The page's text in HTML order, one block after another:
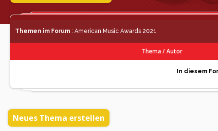
Themen im Forum : American Music Awards 2021
Thema/Autor
In diesem
Neues Thema erstellen